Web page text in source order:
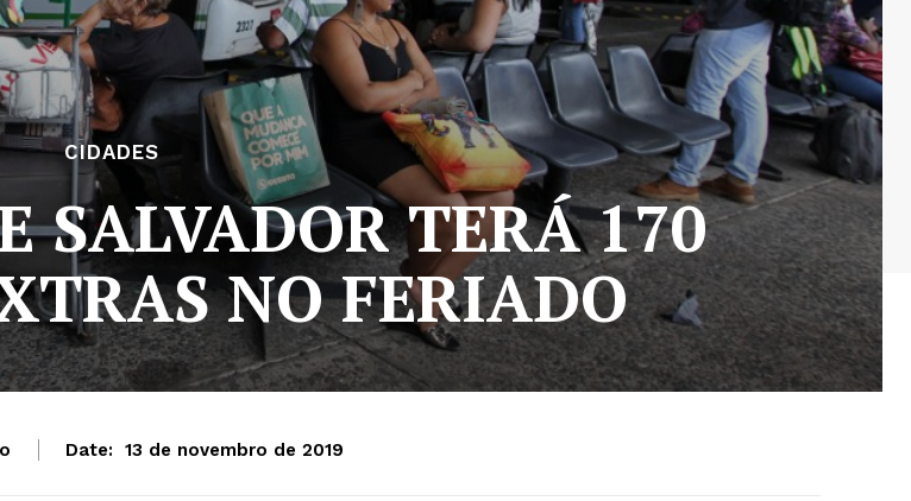
CIDADES
SALVADOR TERÁ 170
NO FERIADO
Date: 13 de novembro de 2019